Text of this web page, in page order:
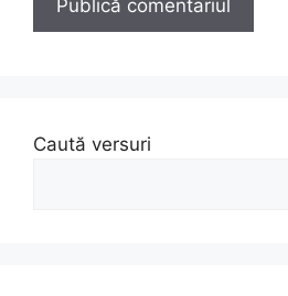
Caută versuri